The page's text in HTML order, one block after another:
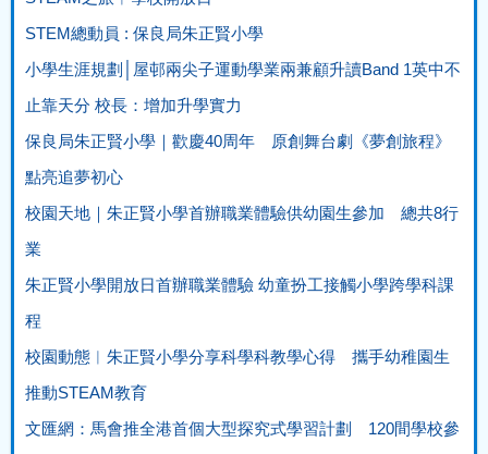
STEM總動員 : 保良局朱正賢小學
小學生涯規劃│屋邨兩尖子運動學業兩兼顧升讀Band 1英中不
止靠天分 校長：增加升學實力
保良局朱正賢小學｜歡慶40周年 原創舞台劇《夢創旅程》
點亮追夢初心
校園天地｜朱正賢小學首辦職業體驗供幼園生參加 總共8行
業
朱正賢小學開放日首辦職業體驗 幼童扮工接觸小學跨學科課
程
校園動態︱朱正賢小學分享科學科教學心得 攜手幼稚園生
推動STEAM教育
文匯網：馬會推全港首個大型探究式學習計劃 120間學校參